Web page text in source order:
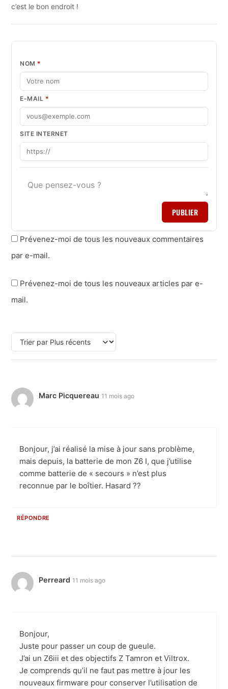
c’est le bon endroit !
NOM *
E-MAIL *
SITE INTERNET
PUBLIER
Prévenez-moi de tous les nouveaux commentaires
par e-mail.
Prévenez-moi de tous les nouveaux articles par e-
mail.
Marc Picquereau 11 mois ago
Bonjour, j’ai réalisé la mise à jour sans problème,
mais depuis, la batterie de mon Z6 I, que j’utilise
comme batterie de « secours » n’est plus
reconnue par le boîtier. Hasard ??
RÉPONDRE
Perreard 11 mois ago
Bonjour,
Juste pour passer un coup de gueule.
J’ai un Z6iii et des objectifs Z Tamron et Viltrox.
Je comprends qu’il ne faut pas mettre à jour les
nouveaux firmware pour conserver l’utilisation de